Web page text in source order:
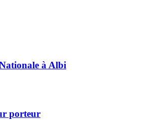
à Albi
porteur